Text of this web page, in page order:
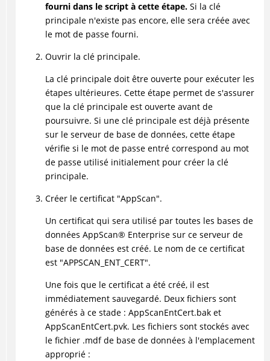
fourni dans le script à cette étape.Si la clé
principale n'existe pas encore, elle sera créée avec
le mot de passe fourni.
Ouvrir la clé principale.
La clé principale doit être ouverte pour exécuter les
étapes ultérieures. Cette étape permet de s'assurer
que la clé principale est ouverte avant de
poursuivre. Si une clé principale est déjà présente
sur le serveur de base de données, cette étape
vérifie si le mot de passe entré correspond au mot
de passe utilisé initialement pour créer la clé
principale.
Créer le certificat "AppScan".
Un certificat qui sera utilisé par toutes les bases de
données AppScan® Enterprise sur ce serveur de
base de données est créé. Le nom de ce certificat
est "APPSCAN_ENT_CERT".
Une fois que le certificat a été créé, il est
immédiatement sauvegardé. Deux fichiers sont
générés à ce stade : AppScanEntCert.bak et
AppScanEntCert.pvk. Les fichiers sont stockés avec
le fichier .mdf de base de données à l'emplacement
approprié :